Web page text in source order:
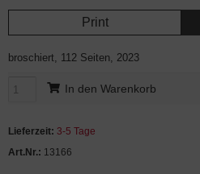
Print
broschiert, 112 Seiten, 2023
In den Warenkorb
Lieferzeit: 3-5 Tage
Art.Nr.: 13166